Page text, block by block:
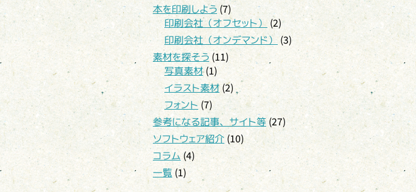
本を印刷しよう (7)
印刷会社（オフセット） (2)
印刷会社（オンデマンド） (3)
素材を探そう(11)
写真素材(1)
イラスト素材(2)
フォント(7)
参考になる記事、サイト等 (27)
ソフトウェア紹介 (10)
コラム (4)
一覧 (1)